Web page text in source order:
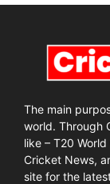
The main
world. Through
like – T20
Cricket News,
site for the